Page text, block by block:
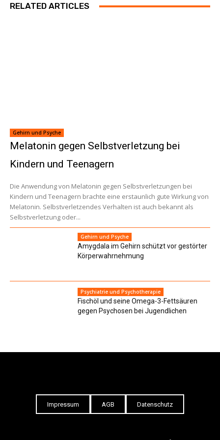
RELATED ARTICLES
Gehirn und Psyche
Melatonin gegen Selbstverletzung bei
Kindern und Teenagern
Die Anwendung von Melatonin gegen Selbstverletzungen bei
Kindern und Teenagern brachte eine erstaunlich gute Wirkung von
Melatonin. Selbstverletzendes Verhalten ist auch bekannt als
Selbstverletzung oder...
Gehirn und Psyche
Amygdala im Gehirn schützt vor gestörter
Körperwahrnehmung
Psychiatrie und Psychotherapie
Fischöl und seine Omega-3-Fettsäuren
gegen Psychosen bei Jugendlichen
Impressum AGB Datenschutz